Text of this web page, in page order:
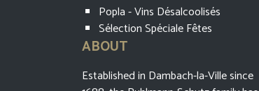
Popla - Vins Désalcoolisés
Sélection Spéciale Fêtes
ABOUT
Established in Dambach-la-Ville since